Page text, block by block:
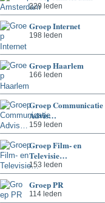
229 leden
Groep Internet
198 leden
Groep Haarlem
166 leden
Groep Communicatie
Advis…
159 leden
Groep Film- en
Televisie…
153 leden
Groep PR
114 leden